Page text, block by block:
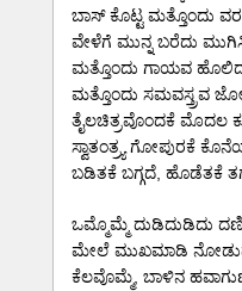
ಬಾಸ್ ಕೊಟ್ಟ ಮತ್ತೊಂದು
ವೇಳೆಗೆ ಮುನ್ನ ಬರೆದು
ಮತ್ತೊಂದು ಗಾಯವ
ಮತ್ತೊಂದು ಸಮವಸ್ತ್ರವ
ತೈಲಚಿತ್ರವೊಂದಕೆ ಮೊದಲ
ಸ್ವಾತಂತ್ರ್ಯ ಗೋಪುರಕೆ
ಬಡಿತಕೆ ಬಗ್ಗದೆ, ಹೊಡೆತಕೆ
ಒಮ್ಮೊಮ್ಮೆ ದುಡಿದುಡಿದು
ಮೇಲೆ ಮುಖಮಾಡಿ ನೋಡುವ
ಕೆಲವೊಮ್ಮೆ, ಬಾಳಿನ